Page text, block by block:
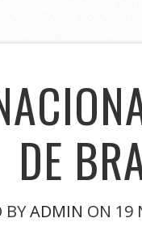
DE
BYADMIN ON 19